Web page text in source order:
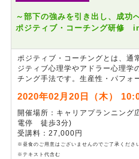
～部下の強みを引き出し、成功
ポジティブ・コーチング研修
ポジティブ・コーチングとは、通
ジティブ心理学やアドラー心理学
チング手法です。生産性・パフォ
ジリエンス）を向上させ、どのよ
を最大限に活用し成功に導かせる
ための研修です。
2020年02月20日（木）
開催場所：キャリアプランニン
電停 徒歩3分)
受講料：27,000円
※昼食のご用意はございませんのでご了承くださ
※テキスト代含む